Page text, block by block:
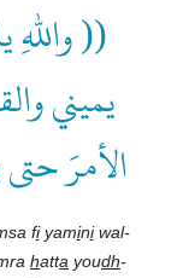
((
يميني
الأمرَ
fiyaminiwal-
hatta youdh-